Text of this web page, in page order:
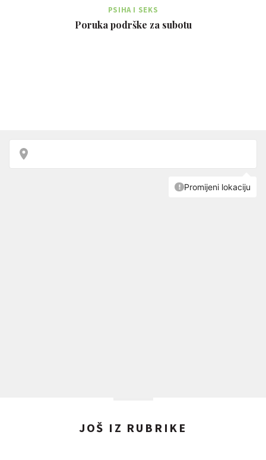
PSIHA I SEKS
Poruka podrške za subotu
JOŠ IZ RUBRIKE